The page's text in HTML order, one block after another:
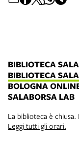
BIBLIOTECA
BIBLIOTECA
BOLOGNA
SALABORSA LAB
La biblioteca è
Leggi tutti gli orari.